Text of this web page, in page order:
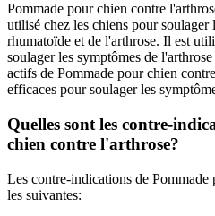
Pommade pour chien contre
utilisé chez les chiens pour
rhumatoïde et de l'arthrose. Il est
soulager les symptômes de
actifs de Pommade pour chien
efficaces pour soulager les
Quelles sont les contre-
chien contre l'arthrose?
Les contre-indications de
les suivantes: